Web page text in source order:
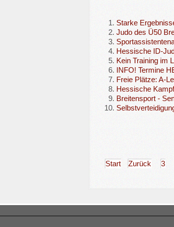
Starke
Judo des Ü50
Hessische ID-
Kein Training im
INFO! Termine
Freie Plätze: A-
Hessische
Breitensport -
Start Zurück 3